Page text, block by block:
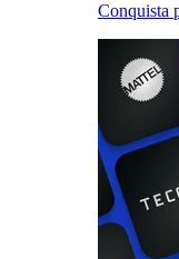
Conquista